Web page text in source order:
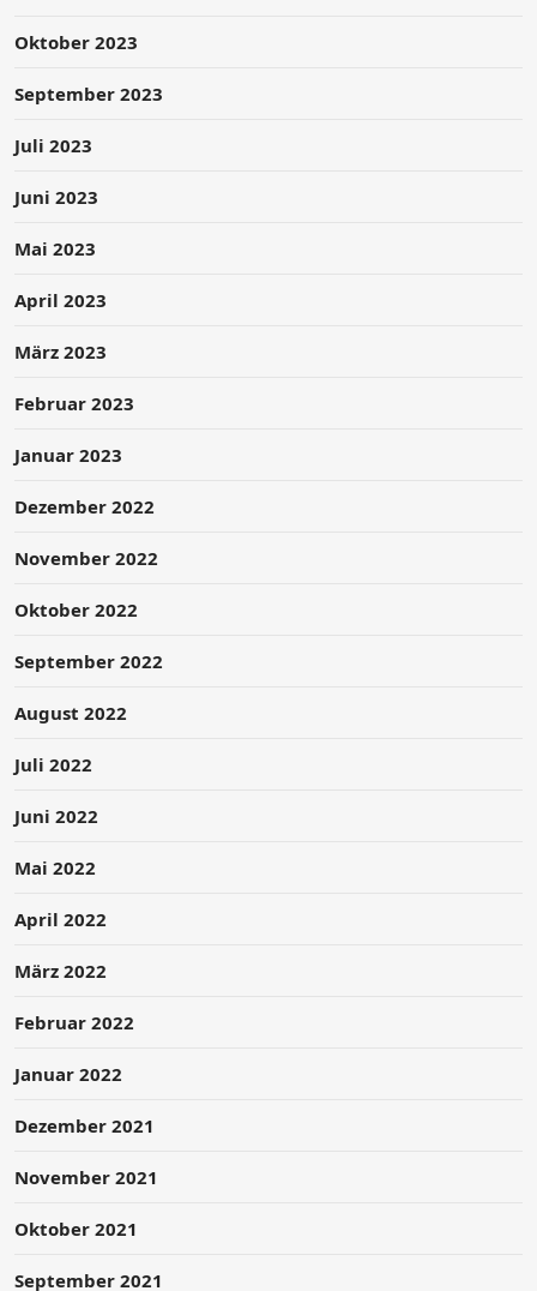
Oktober 2023
September 2023
Juli 2023
Juni 2023
Mai 2023
April 2023
März 2023
Februar 2023
Januar 2023
Dezember 2022
November 2022
Oktober 2022
September 2022
August 2022
Juli 2022
Juni 2022
Mai 2022
April 2022
März 2022
Februar 2022
Januar 2022
Dezember 2021
November 2021
Oktober 2021
September 2021